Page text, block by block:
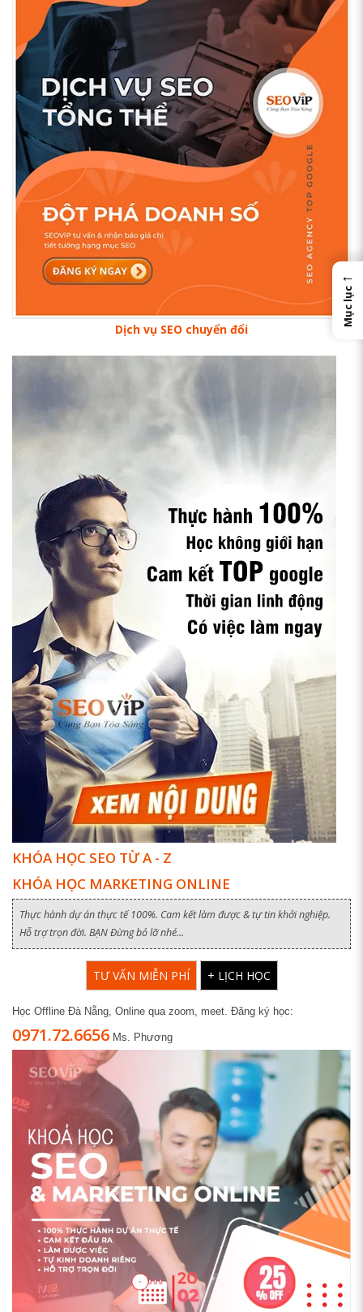
Dịch vụ SEO chuyển đổi
KHÓA HỌC SEO TỪ A - Z
KHÓA HỌC MARKETING ONLINE
Thực hành dự án thực tế 100%. Cam kết làm được & tự tin khởi nghiệp.
Hỗ trợ trọn đời. BẠN Đừng bỏ lỡ nhé...
TƯ VẤN MIỄN PHÍ + LỊCH HỌC
Học Offline Đà Nẵng, Online qua zoom, meet. Đăng ký học:
0971.72.6656 Ms. Phương
←
Mục lục